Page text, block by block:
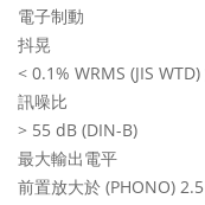
電子制動
抖晃
< 0.1% WRMS (JIS
訊噪比
> 55 dB (DIN-B)
最大輸出電平
前置放大於 (PHONO)